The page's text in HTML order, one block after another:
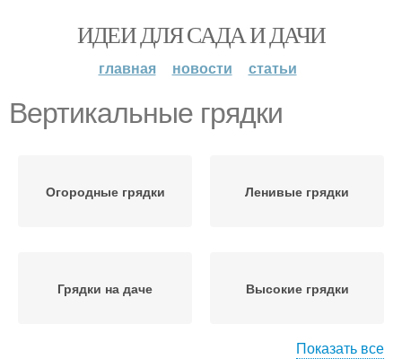
ИДЕИ ДЛЯ САДА И ДАЧИ
главная новости статьи
Вертикальные грядки
Огородные грядки Ленивые грядки
Грядки на даче Высокие грядки
Показать все